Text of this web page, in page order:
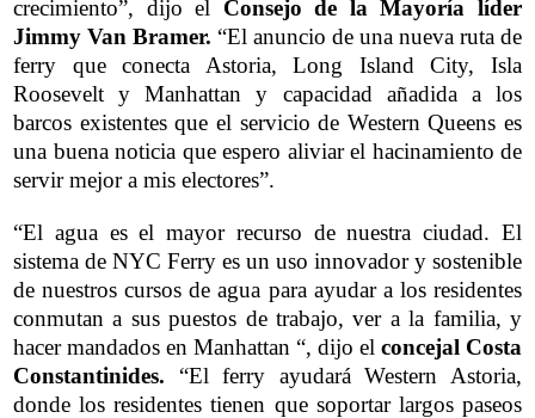
crecimiento”, dijo el Consejo de la Mayoría líder
Jimmy Van Bramer. “El anuncio de una nueva ruta de
ferry que conecta Astoria, Long Island City, Isla
Roosevelt y Manhattan y capacidad añadida a los
barcos existentes que el servicio de Western Queens es
una buena noticia que espero aliviar el hacinamiento de
servir mejor a mis electores”.
“El agua es el mayor recurso de nuestra ciudad. El
sistema de NYC Ferry es un uso innovador y sostenible
de nuestros cursos de agua para ayudar a los residentes
conmutan a sus puestos de trabajo, ver a la familia, y
hacer mandados en Manhattan “, dijo el concejal Costa
Constantinides. “El ferry ayudará Western Astoria,
donde los residentes tienen que soportar largos paseos